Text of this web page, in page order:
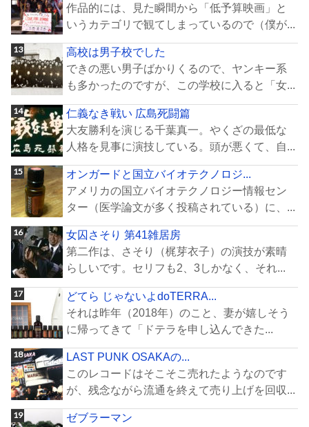
作品的には、見た瞬間から「低予算映画」と
いうカテゴリで観てしまっているので（僕が...
高校は男子校でした
できの悪い男子ばかりくるので、ヤンキー系
も多かったのですが、この学校に入ると「女...
仁義なき戦い 広島死闘篇
大友勝利を演じる千葉真一。やくざの最低な
人格を見事に演技している。頭が悪くて、自...
オンガードと国立バイオテクノロジ...
アメリカの国立バイオテクノロジー情報セン
ター（医学論文が多く投稿されている）に、...
女囚さそり 第41雑居房
第二作は、さそり（梶芽衣子）の演技が素晴
らしいです。セリフも2、3しかなく、それ...
どてら じゃないよdoTERRA...
それは昨年（2018年）のこと、妻が嬉しそう
に帰ってきて「ドテラを申し込んできた...
LAST PUNK OSAKAの...
このレコードはそこそこ売れたようなのです
が、残念ながら流通を終えて売り上げを回収...
ゼブラーマン